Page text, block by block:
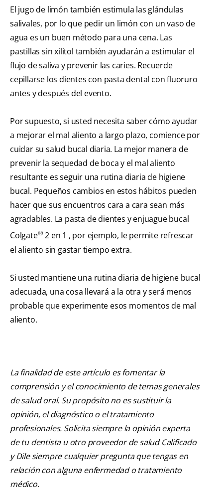
El jugo de limón también estimula las glándulas
salivales, por lo que pedir un limón con un vaso de
agua es un buen método para una cena. Las
pastillas sin xilitol también ayudarán a estimular el
flujo de saliva y prevenir las caries. Recuerde
cepillarse los dientes con pasta dental con fluoruro
antes y después del evento.
Por supuesto, si usted necesita saber cómo ayudar
a mejorar el mal aliento a largo plazo, comience por
cuidar su salud bucal diaria. La mejor manera de
prevenir la sequedad de boca y el mal aliento
resultante es seguir una rutina diaria de higiene
bucal. Pequeños cambios en estos hábitos pueden
hacer que sus encuentros cara a cara sean más
agradables. La pasta de dientes y enjuague bucal
Colgate®2 en 1 , por ejemplo, le permite refrescar
el aliento sin gastar tiempo extra.
Si usted mantiene una rutina diaria de higiene bucal
adecuada, una cosa llevará a la otra y será menos
probable que experimente esos momentos de mal
aliento.
La finalidad de este artículo es fomentar la
comprensión y el conocimiento de temas generales
de salud oral. Su propósito no es sustituir la
opinión, el diagnóstico o el tratamiento
profesionales. Solicita siempre la opinión experta
de tu dentista u otro proveedor de salud Calificado
y Dile siempre cualquier pregunta que tengas en
relación con alguna enfermedad o tratamiento
médico.